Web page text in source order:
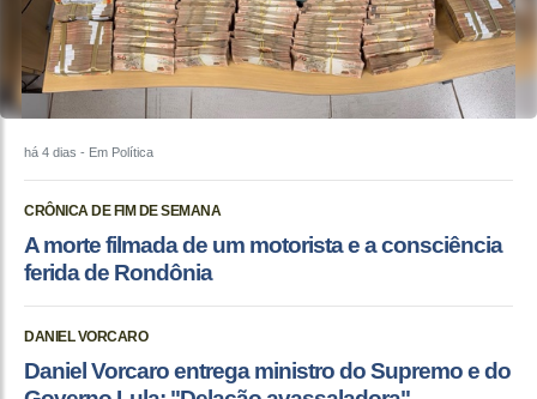
há 4 dias - Em Política
CRÔNICA DE FIM DE SEMANA
A morte filmada de um motorista e a consciência
ferida de Rondônia
DANIEL VORCARO
Daniel Vorcaro entrega ministro do Supremo e do